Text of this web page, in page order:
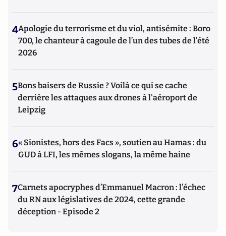
4Apologie du terrorisme et du viol, antisémite : Boro
700, le chanteur à cagoule de l’un des tubes de l’été
2026
5Bons baisers de Russie ? Voilà ce qui se cache
derrière les attaques aux drones à l'aéroport de
Leipzig
6« Sionistes, hors des Facs », soutien au Hamas : du
GUD à LFI, les mêmes slogans, la même haine
7Carnets apocryphes d’Emmanuel Macron : l’échec
du RN aux législatives de 2024, cette grande
déception - Episode 2